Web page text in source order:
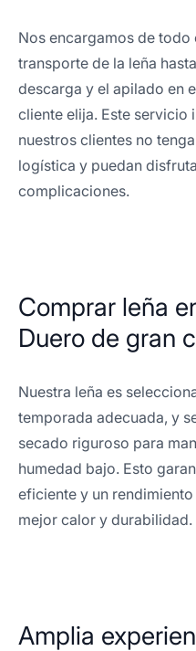
Nos encargamos de todo
transporte de la leña
descarga y el apilado en
cliente elija. Este servicio
nuestros clientes no
logística y puedan
complicaciones.
Comprar leña
Duero de gran
Nuestra leña es
temporada adecuada, y
secado riguroso para
humedad bajo. Esto
eficiente y un
mejor calor y durabilidad.
Amplia